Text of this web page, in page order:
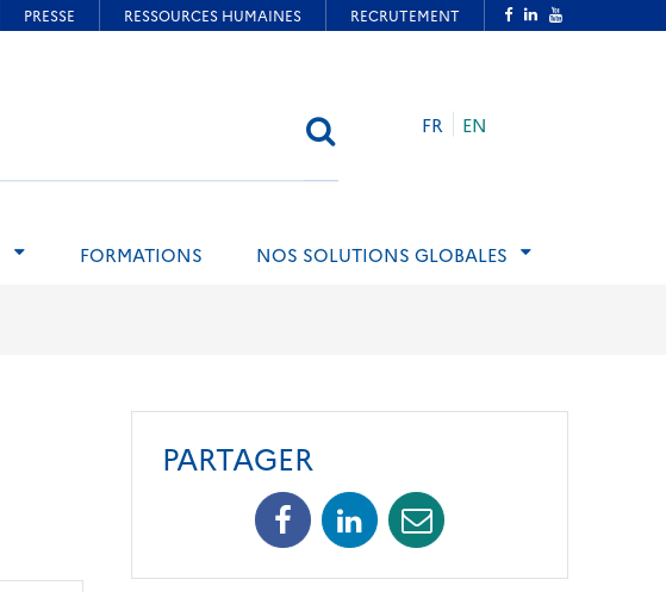
FR EN
FORMATIONS NOS SOLUTIONS GLOBALES
PARTAGER
FacebookLinkedin